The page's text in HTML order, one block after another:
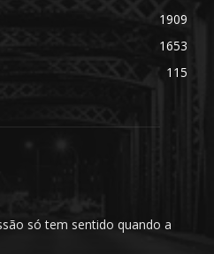
1909
1653
115
só tem sentido quando a